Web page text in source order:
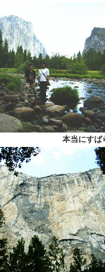
本当にすば